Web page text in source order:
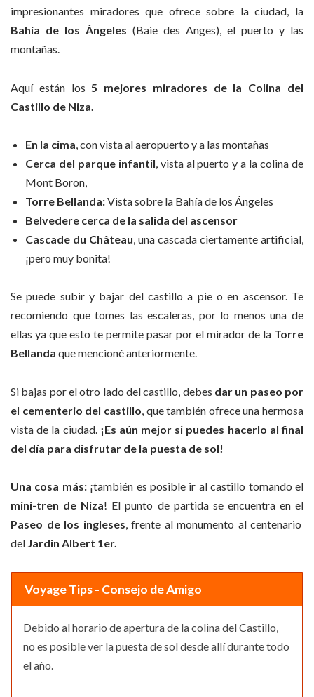
impresionantes miradores que ofrece sobre la ciudad, la
Bahía de los Ángeles (Baie des Anges), el puerto y las
montañas.
Aquí están los 5 mejores miradores de la Colina del
Castillo de Niza.
En la cima, con vista al aeropuerto y a las montañas
Cerca del parque infantil, vista al puerto y a la colina de
Mont Boron,
Torre Bellanda:Vista sobre la Bahía de los Ángeles
Belvedere cerca de la salida del ascensor
Cascade du Château, una cascada ciertamente artificial,
¡pero muy bonita!
Se puede subir y bajar del castillo a pie o en ascensor. Te
recomiendo que tomes las escaleras, por lo menos una de
ellas ya que esto te permite pasar por el mirador de la Torre
Bellanda que mencioné anteriormente.
Si bajas por el otro lado del castillo, debes dar un paseo por
el cementerio del castillo , que también ofrece una hermosa
vista de la ciudad. ¡Es aún mejor si puedes hacerlo al final
del día para disfrutar de la puesta de sol!
Una cosa más:¡también es posible ir al castillo tomando el
mini-tren de Niza! El punto de partida se encuentra en el
Paseo de los ingleses, frente al monumento al centenario
del Jardin Albert 1er.
Voyage Tips - Consejo de Amigo
Debido al horario de apertura de la colina del Castillo,
no es posible ver la puesta de sol desde allí durante todo
el año.